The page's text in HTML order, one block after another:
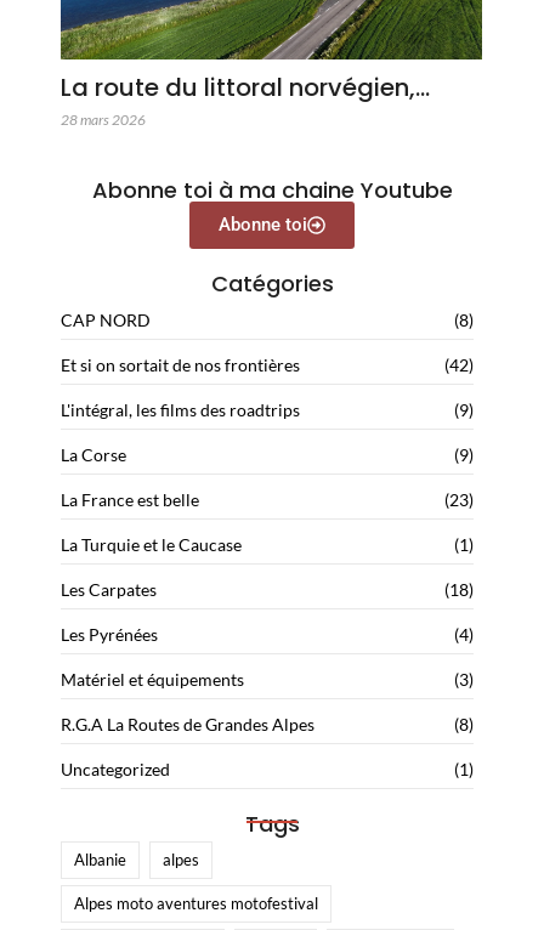
La route du littoral norvégien,…
28 mars 2026
Abonne toi à ma chaine Youtube
Abonne toi
Catégories
CAP NORD (8)
Et si on sortait de nos frontières (42)
L'intégral, les films des roadtrips (9)
La Corse (9)
La France est belle (23)
La Turquie et le Caucase (1)
Les Carpates (18)
Les Pyrénées (4)
Matériel et équipements (3)
R.G.A La Routes de Grandes Alpes (8)
Uncategorized (1)
Tags
Albanie alpes
Alpes moto aventures motofestival